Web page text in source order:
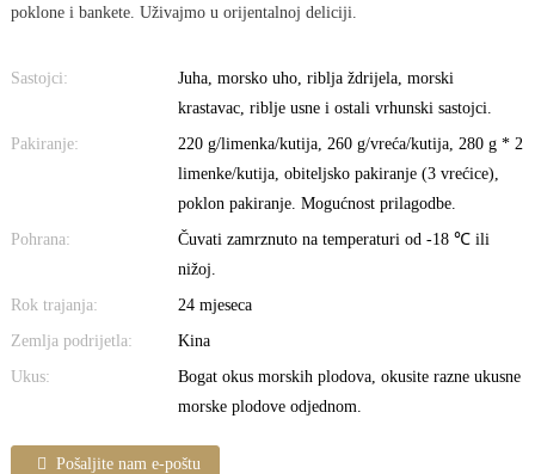
poklone i bankete. Uživajmo u orijentalnoj deliciji.
Sastojci:
Juha, morsko uho, riblja ždrijela, morski
krastavac, riblje usne i ostali vrhunski sastojci.
Pakiranje:
220 g/limenka/kutija, 260 g/vreća/kutija, 280 g * 2
limenke/kutija, obiteljsko pakiranje (3 vrećice),
poklon pakiranje. Mogućnost prilagodbe.
Pohrana:
Čuvati zamrznuto na temperaturi od -18 ℃ ili
nižoj.
Rok trajanja:
24 mjeseca
Zemlja podrijetla:
Kina
Ukus:
Bogat okus morskih plodova, okusite razne ukusne
morske plodove odjednom.
Pošaljite nam e-poštu